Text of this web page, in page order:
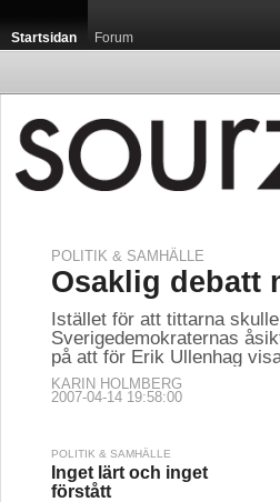
Startsidan Forum
POLITIK & SAMHÄLLE
Osaklig debatt
Istället för att tittarna
Sverigedemokraternas
på att för Erik Ullenhag
KARIN HOLMBERG
2007-04-14 19:58:00
POLITIK & SAMHÄLLE
Inget lärt och inget
förstått